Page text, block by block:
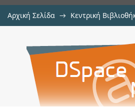
Αρχική Σελίδα → Κεντρική
Η χρήση της
υποβάθμισης της
περιοχές